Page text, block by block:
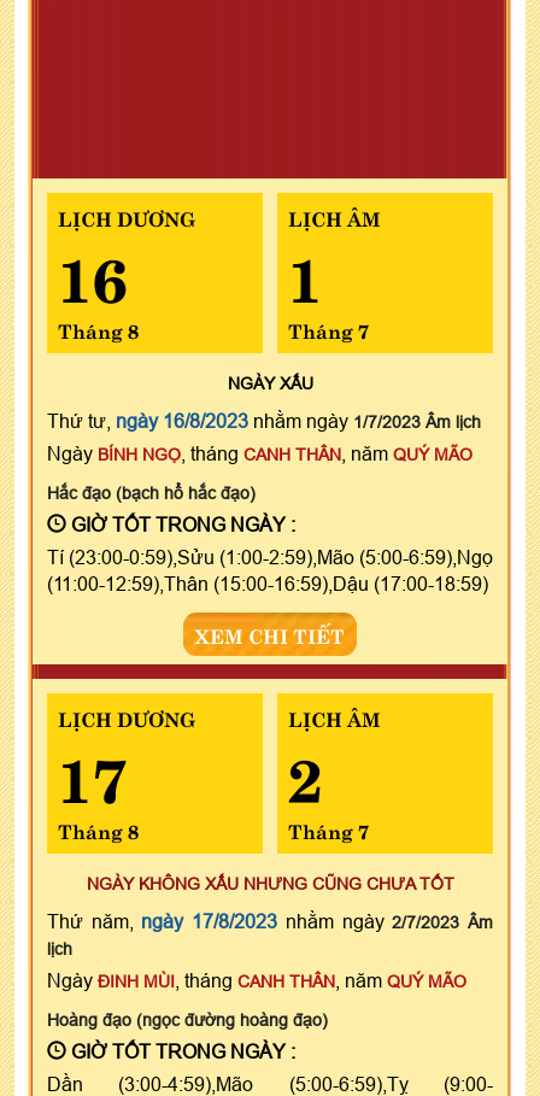
LỊCH DƯƠNG
16
Tháng 8
LỊCH ÂM
1
Tháng 7
NGÀYXẤU
Thứ tư, ngày 16/8/2023 nhằm ngày 1/7/2023 Âm lịch
Ngày BÍNH NGỌ , tháng CANH THÂN , năm QUÝ MÃO
Hắc đạo (bạch hổ hắc đạo)
GIỜ TỐT TRONG NGÀY :
Tí (23:00-0:59),Sửu (1:00-2:59),Mão (5:00-6:59),Ngọ
(11:00-12:59),Thân (15:00-16:59),Dậu (17:00-18:59)
XEM CHI TIẾT
LỊCH DƯƠNG
17
Tháng 8
LỊCH ÂM
2
Tháng 7
NGÀY KHÔNG XẤU NHƯNG CŨNG CHƯA TỐT
Thứ năm, ngày 17/8/2023 nhằm ngày2/7/2023 Âm
lịch
Ngày ĐINH MÙI , tháng CANH THÂN , năm QUÝ MÃO
Hoàng đạo (ngọc đường hoàng đạo)
GIỜ TỐT TRONG NGÀY :
Dần (3:00-4:59),Mão (5:00-6:59),Tỵ (9:00-